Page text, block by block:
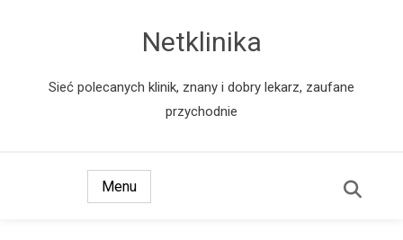
Netklinika
Sieć polecanych klinik, znany i dobry lekarz, zaufane
przychodnie
Menu